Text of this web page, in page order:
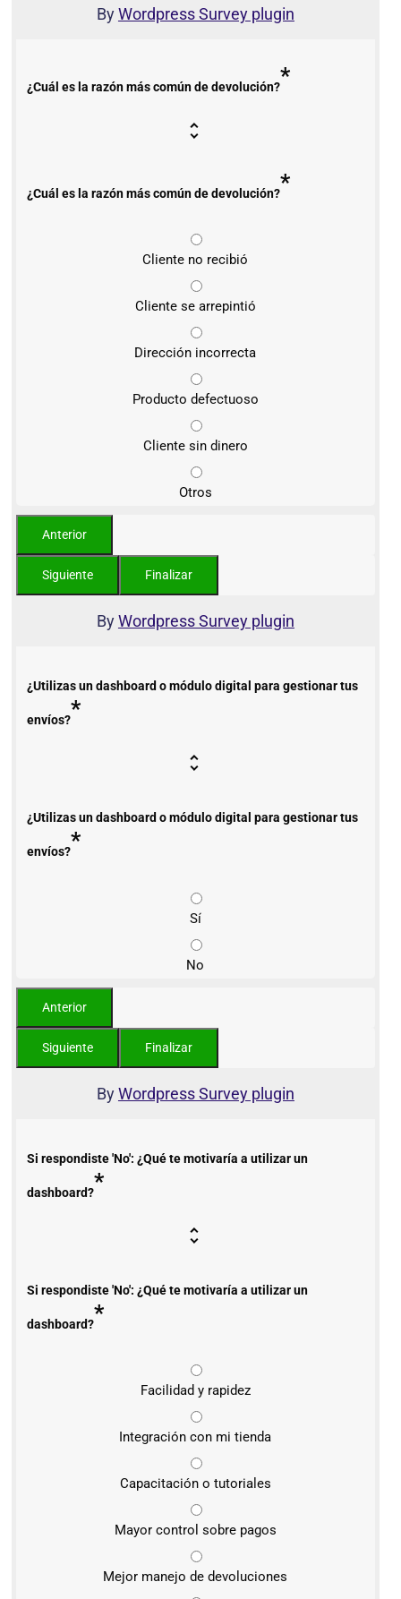
ByWordpress Survey plugin
¿Cuál es la razón más común de devolución?*
¿Cuál es la razón más común de devolución?*
Cliente no recibió
Cliente se arrepintió
Dirección incorrecta
Producto defectuoso
Cliente sin dinero
Otros
ByWordpress Survey plugin
¿Utilizas un dashboard o módulo digital para gestionar tus
envíos?*
¿Utilizas un dashboard o módulo digital para gestionar tus
envíos?*
Sí
No
ByWordpress Survey plugin
Si respondiste 'No': ¿Qué te motivaría a utilizar un
dashboard?*
Si respondiste 'No': ¿Qué te motivaría a utilizar un
dashboard?*
Facilidad y rapidez
Integración con mi tienda
Capacitación o tutoriales
Mayor control sobre pagos
Mejor manejo de devoluciones